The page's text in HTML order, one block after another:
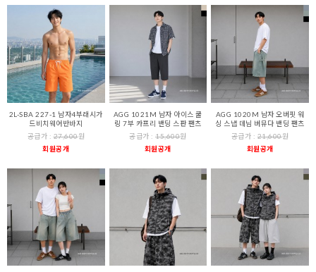
2L-SBA 227-1 남자4부래시가
드비치웨어반바지
공급가 :27,600원
회원공개
AGG 1021M 남자 아이스 쿨
링 7부 카프리 밴딩 스판 팬츠
공급가 :15,600원
회원공개
AGG 1020M 남자 오버핏 워
싱 스냅 데님 버뮤다 밴딩 팬츠
공급가 : 21,600원
회원공개